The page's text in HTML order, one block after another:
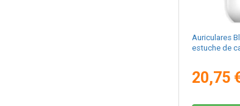
Auriculares
estuche de
20,75